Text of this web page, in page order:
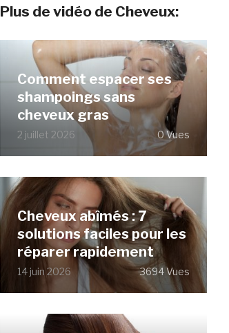
Plus de vidéo de Cheveux:
Comment espacer ses
shampoings sans
cheveux gras
2 juillet 2026 0 Vues
Cheveux abîmés : 7
solutions faciles pour les
réparer rapidement
14 juin 2026 3694 Vues